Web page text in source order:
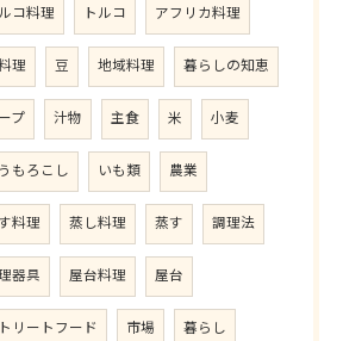
コ料理 トルコ アフリカ料理
理 豆 地域料理 暮らしの知恵
プ 汁物 主食 米 小麦
もろこし いも類 農業
料理 蒸し料理 蒸す 調理法
器具 屋台料理 屋台
リートフード 市場 暮らし